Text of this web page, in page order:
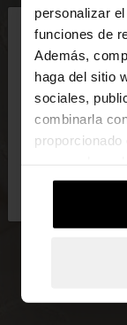
personalizar
funciones de
Además,
haga del sitio
sociales,
combinarla
proporcionado
hola
Estás
la web de